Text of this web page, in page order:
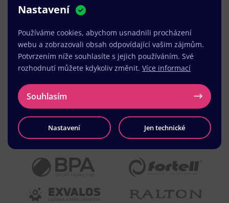
vyhovující, stabilní, průběžně upravován a podílí se
MUDr. Radek Vyšohlíd,
VENART s.r.o.
Nastavení
Používáme cookies, abychom usnadnili procházení
webu a zobrazovali obsah odpovídající vašim zájmům.
Potvrzením níže souhlasíte s jejich používáním. Své
rozhodnutí můžete kdykoliv změnit. Více informací
Souhlasím
Nastavení Jen technické